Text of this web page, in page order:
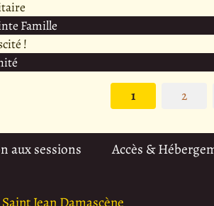
Famille
!
1
2
aux sessions Accès &
Jean Damascène